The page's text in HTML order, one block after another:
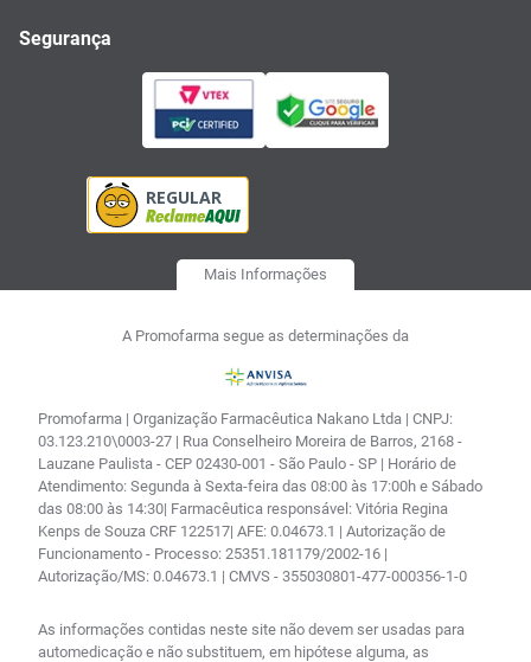
Segurança
Mais Informações
A Promofarma segue as determinações da
Promofarma | Organização Farmacêutica Nakano Ltda | CNPJ:
03.123.210\0003-27 | Rua Conselheiro Moreira de Barros, 2168 -
Lauzane Paulista - CEP 02430-001 - São Paulo - SP | Horário de
Atendimento: Segunda à Sexta-feira das 08:00 às 17:00h e Sábado
das 08:00 às 14:30| Farmacêutica responsável: Vitória Regina
Kenps de Souza CRF 122517| AFE: 0.04673.1 | Autorização de
Funcionamento - Processo: 25351.181179/2002-16 |
Autorização/MS: 0.04673.1 | CMVS - 355030801-477-000356-1-0
As informações contidas neste site não devem ser usadas para
automedicação e não substituem, em hipótese alguma, as